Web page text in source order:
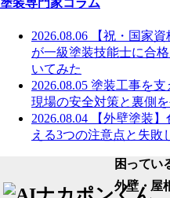
2026.08.06
【祝・国家
が一級塗装技能士に合
いてみた
2026.08.05 塗装工事を支
現場の安全対策と裏側を
2026.08.04
【外壁塗装
える3つの注意点と失敗
困ってい
外壁・屋